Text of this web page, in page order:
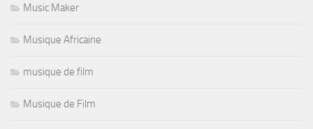
Music Maker
Musique Africaine
musique de film
Musique de Film